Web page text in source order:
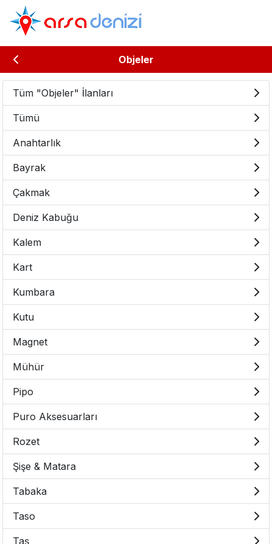
Objeler
Tüm "Objeler" İlanları
Tümü
Anahtarlık
Bayrak
Çakmak
Deniz Kabuğu
Kalem
Kart
Kumbara
Kutu
Magnet
Mühür
Pipo
Puro Aksesuarları
Rozet
Şişe & Matara
Tabaka
Taso
Taş